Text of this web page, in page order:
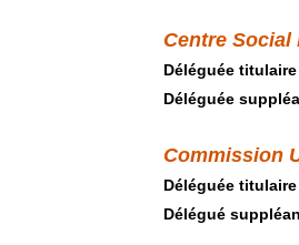
Centre Social
Déléguée titulaire
Déléguée
Commission
Déléguée titulaire
Délégué